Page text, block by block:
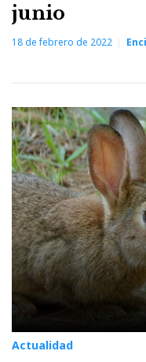
junio
18 de febrero de 2022
Actualidad